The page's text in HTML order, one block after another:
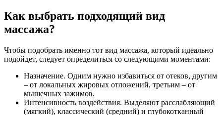
Как выбрать подходящий вид
массажа?
Чтобы подобрать именно тот вид массажа, который идеально
подойдет, следует определиться со следующими моментами:
Назначение. Одним нужно избавиться от отеков, другим
– от локальных жировых отложений, третьим – от
мышечных зажимов.
Интенсивность воздействия. Выделяют расслабляющий
(мягкий), классический (средний) и глубокотканный